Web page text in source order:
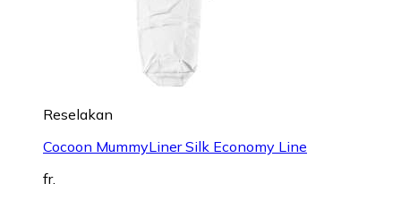
Reselakan
Cocoon MummyLiner Silk Economy Line
fr.